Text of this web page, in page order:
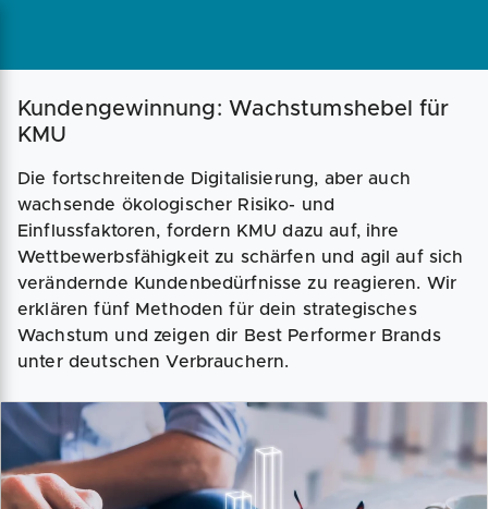
Magazin Businessplan Fördermittel
Kundengewinnung: Wachstumshebel für
KMU
Die fortschreitende Digitalisierung, aber auch
wachsende ökologischer Risiko- und
Einflussfaktoren, fordern KMU dazu auf, ihre
Wettbewerbsfähigkeit zu schärfen und agil auf sich
verändernde Kundenbedürfnisse zu reagieren. Wir
erklären fünf Methoden für dein strategisches
Wachstum und zeigen dir Best Performer Brands
unter deutschen Verbrauchern.